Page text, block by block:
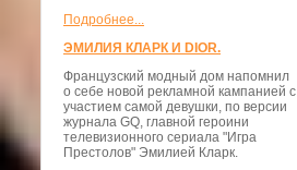
Подробнее...
ЭМИЛИЯ КЛАРК И DIOR.
Французский модный дом напомнил
о себе новой рекламной кампанией с
участием самой девушки, по версии
журнала GQ, главной героини
телевизионного сериала "Игра
Престолов" Эмилией Кларк.